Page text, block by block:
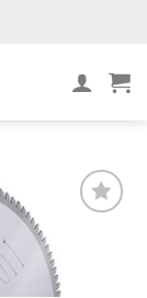
Sägen